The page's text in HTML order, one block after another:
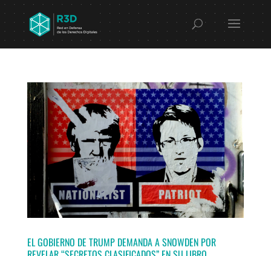
EL GOBIERNO DE TRUMP DEMANDA A SNOWDEN POR